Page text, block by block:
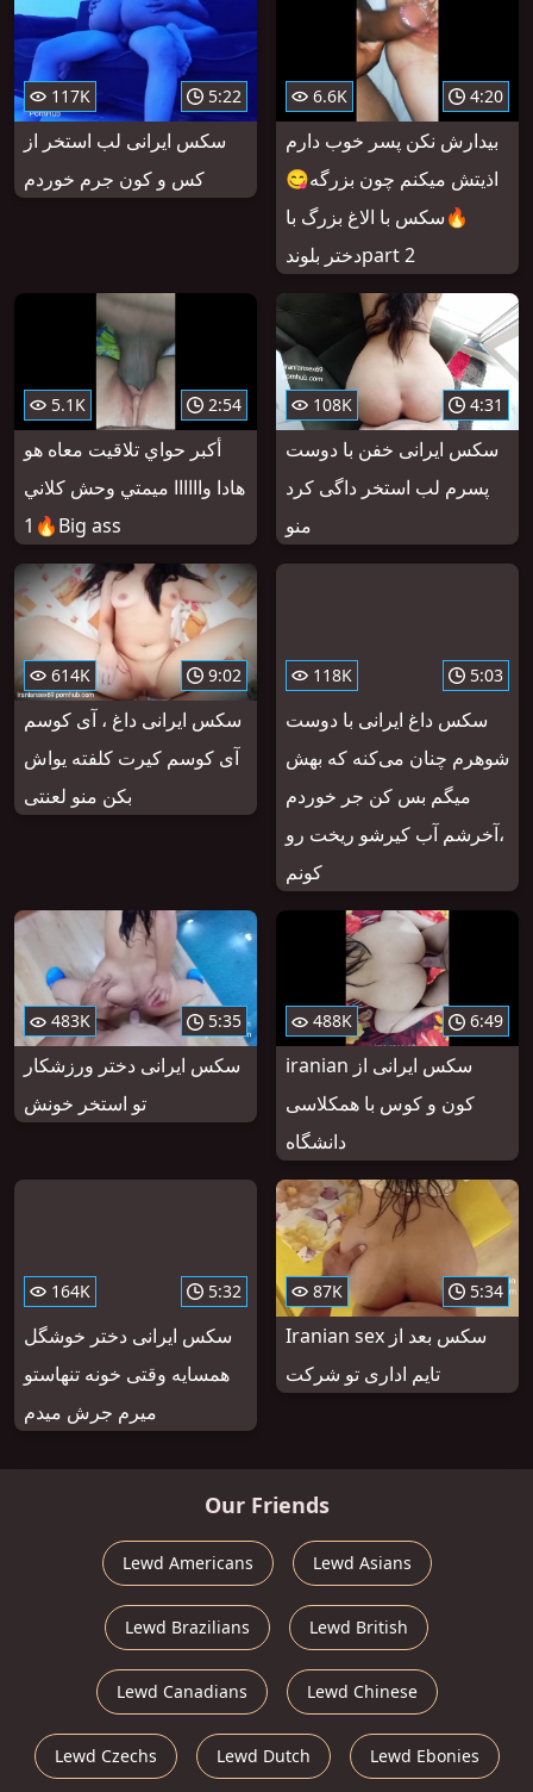
117K 5:22
سکس ایرانی لب استخر از
کس و کون جرم خوردم
6.6K 4:20
بیدارش نکن پسر خوب دارم
اذیتش میکنم چون بزرگه😋
🔥سکس با الاغ بزرگ با
دختر بلوندpart 2
5.1K 2:54
أكبر حواي تلاقيت معاه هو
هادا واااااا ميمتي وحش كلاني
1🔥Big ass
108K 4:31
سکس ایرانی خفن با دوست
پسرم لب استخر داگی کرد
منو
614K 9:02
سکس ایرانی داغ ، آی کوسم
آی کوسم کیرت کلفته یواش
بکن منو لعنتی
118K 5:03
سکس داغ ایرانی با دوست
شوهرم چنان می‌کنه که بهش
میگم بس کن جر خوردم
،آخرشم آب کیرشو ریخت رو
کونم
483K 5:35
سکس ایرانی دختر ورزشکار
تو استخر خونش
488K 6:49
iranian سکس ایرانی از
کون و کوس با همکلاسی
دانشگاه
164K 5:32
سکس ایرانی دختر خوشگل
همسایه وقتی خونه تنهاستو
میرم جرش میدم
87K 5:34
Iranian sex سکس بعد از
تایم اداری تو شرکت
Our Friends
Lewd Americans Lewd Asians
Lewd Brazilians Lewd British
Lewd Canadians Lewd Chinese
Lewd Czechs Lewd Dutch Lewd Ebonies